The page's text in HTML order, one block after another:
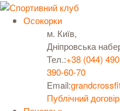
Осокорки
м. Київ,
Дніпровська
Тел.:+38 (044)
390-60-70
Email:
Публічний договір